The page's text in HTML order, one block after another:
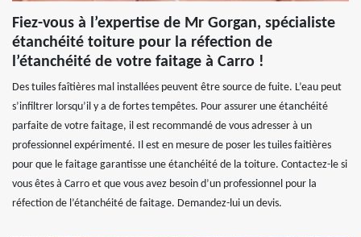
Fiez-vous à l’expertise de Mr Gorgan, spécialiste
étanchéité toiture pour la réfection de
l’étanchéité de votre faitage à Carro !
Des tuiles faîtières mal installées peuvent être source de fuite. L’eau peut
s’infiltrer lorsqu’il y a de fortes tempêtes. Pour assurer une étanchéité
parfaite de votre faitage, il est recommandé de vous adresser à un
professionnel expérimenté. Il est en mesure de poser les tuiles faitières
pour que le faitage garantisse une étanchéité de la toiture. Contactez-le si
vous êtes à Carro et que vous avez besoin d’un professionnel pour la
réfection de l’étanchéité de faitage. Demandez-lui un devis.